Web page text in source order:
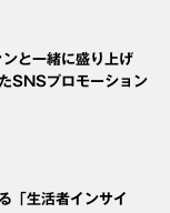
と一緒に盛り上げ
SNSプロモーション
「生活者インサイ